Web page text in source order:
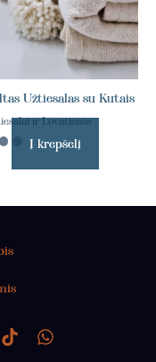
Užtiesalas su Kutais
ir Lovatiesės
Į krepšelį